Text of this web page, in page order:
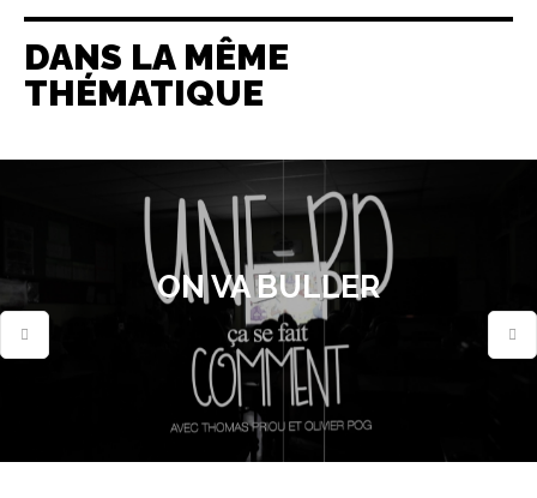
DANS LA MÊME
THÉMATIQUE
ON VA BULLER